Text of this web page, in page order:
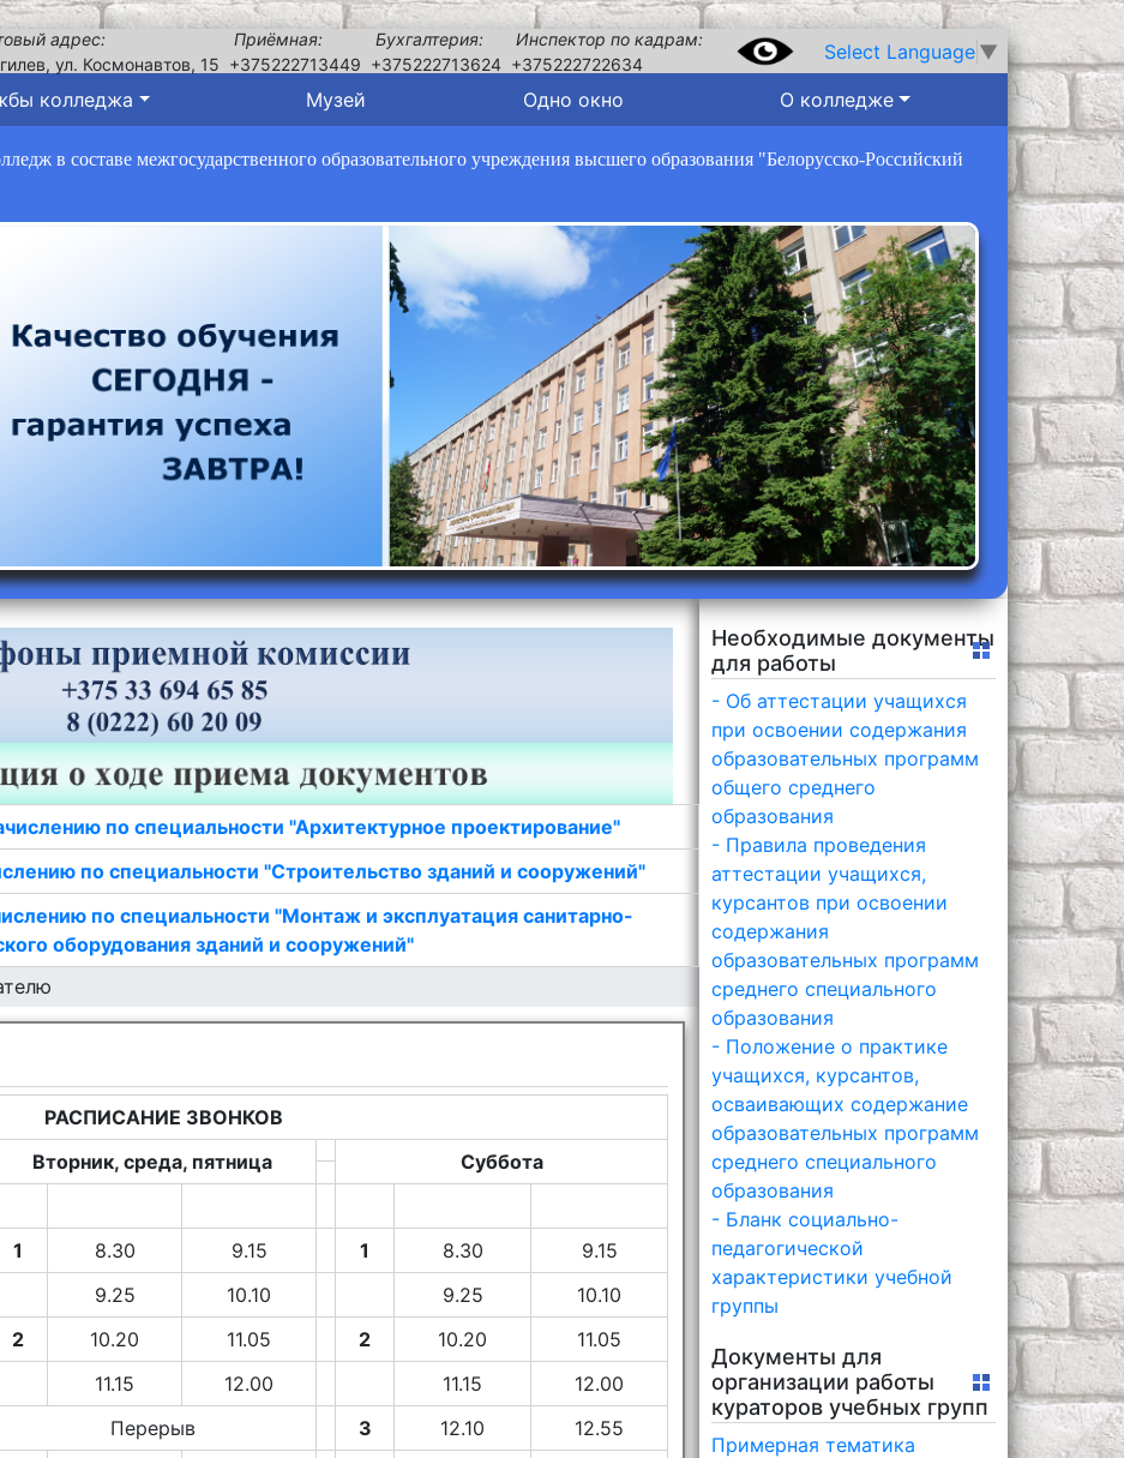
адрес:
ул. Космонавтов, 15
Приёмная:
+375222713449
Бухгалтерия:
+375222713624
Инспектор по кадрам:
+375222722634
Select Language ▼
колледжа Музей Одно окно О колледже
в составе межгосударственного образовательного учреждения высшего образования "Белорусско-Российский
по специальности "Архитектурное проектирование"
по специальности "Строительство зданий и сооружений"
по специальности "Монтаж и эксплуатация санитарно-
оборудования зданий и сооружений"
РАСПИСАНИЕ ЗВОНКОВ
Вторник, среда, пятница
Суббота
1 8.30 9.15 1 8.30
9.15
9.25 10.10 9.25
10.10
2 10.20 11.05 2 10.20
11.05
11.15 12.00 11.15
12.00
Перерыв 3 12.10
12.55
Необходимые документы
для работы
- Об аттестации учащихся
при освоении содержания
образовательных программ
общего среднего
образования
- Правила проведения
аттестации учащихся,
курсантов при освоении
содержания
образовательных программ
среднего специального
образования
- Положение о практике
учащихся, курсантов,
осваивающих содержание
образовательных программ
среднего специального
образования
- Бланк социально-
педагогической
характеристики учебной
группы
Документы для
организации работы
кураторов учебных групп
Примерная тематика